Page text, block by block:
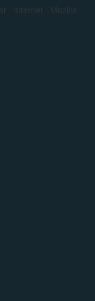
internet Mozilla